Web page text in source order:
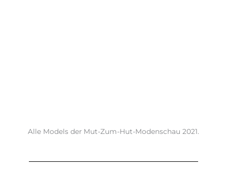
Alle Models der Mut-Zum-Hut-Modenschau 2021.